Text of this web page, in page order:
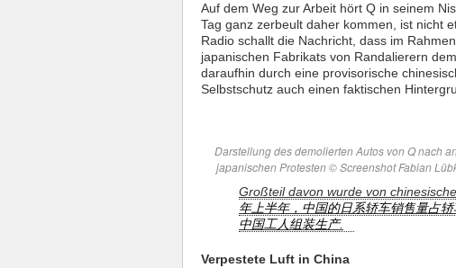
Auf dem Weg zur Arbeit hört Q in seinem
Tag ganz zerbeult daher kommen, ist nicht
Radio schallt die Nachricht, dass im Rahmen
japanischen Fabrikats von Randalierern
daraufhin durch eine provisorische
Selbstschutz auch einen faktischen
Darstellung des demolierten Autos von Q nach
japanischen Protesten © Screenshot Fabian
Großteil davon wurde von
年上半年，中国的日系轿车销售量占
中国工人组装生产.
Verpestete Luft in China